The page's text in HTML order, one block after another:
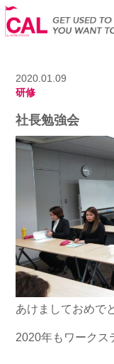
2020.01.09
研修
社長勉強会
あけましておめで
2020年もワーク